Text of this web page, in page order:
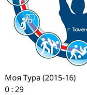
Моя Тура (2015-16)
0 : 29